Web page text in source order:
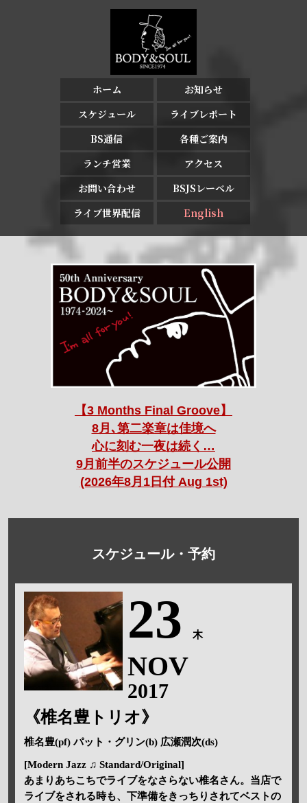
ホーム
お知らせ
スケジュール
ライブレポート
BS通信
各種ご案内
ランチ営業
アクセス
お問い合わせ
BSJSレーベル
ライブ世界配信
English
【3 Months Final Groove】
8月､第二楽章は佳境へ
心に刻む一夜は続く…
9月前半のスケジュール公開
(2026年8月1日付 Aug 1st)
スケジュール・予約
23 木
NOV
2017
《椎名豊トリオ》
椎名豊(pf) パット・グリン(b) 広瀬潤次(ds)
[Modern Jazz ♫ Standard/Original]
あまりあちこちでライブをなさらない椎名さん。当店で
ライブをされる時も、下準備をきっちりされてベストの